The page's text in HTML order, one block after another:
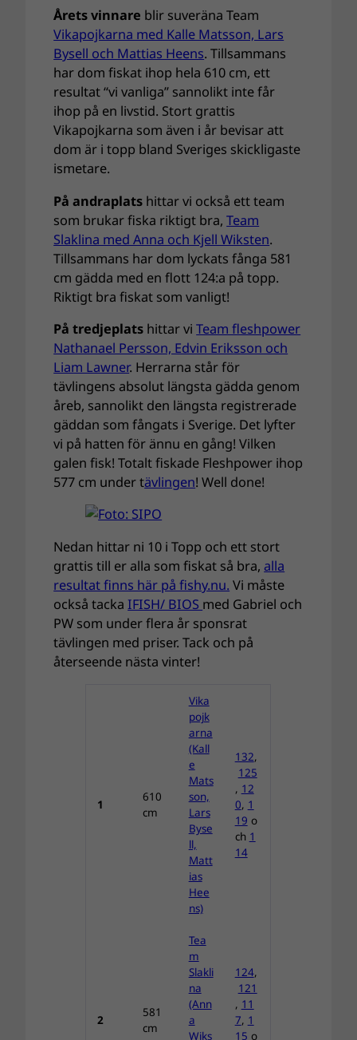
Årets vinnare blir suveräna Team
Vikapojkarna med Kalle Matsson, Lars
Bysell och Mattias Heens. Tillsammans
har dom fiskat ihop hela 610 cm, ett
resultat “vi vanliga” sannolikt inte får
ihop på en livstid. Stort grattis
Vikapojkarna som även i år bevisar att
dom är i topp bland Sveriges skickligaste
ismetare.
På andraplats hittar vi också ett team
som brukar fiska riktigt bra,Team
Slaklina med Anna och Kjell Wiksten.
Tillsammans har dom lyckats fånga 581
cm gädda med en flott 124:a på topp.
Riktigt bra fiskat som vanligt!
På tredjeplats hittar viTeam fleshpower
Nathanael Persson, Edvin Eriksson och
Liam Lawner. Herrarna står för
tävlingens absolut längsta gädda genom
åreb, sannolikt den längsta registrerade
gäddan som fångats i Sverige. Det lyfter
vi på hatten för ännu en gång! Vilken
galen fisk! Totalt fiskade Fleshpower ihop
577 cm under tävlingen! Well done!
Nedan hittar ni 10 i Topp och ett stort
grattis till er alla som fiskat så bra, alla
resultat finns här på fishy.nu. Vi måste
också tackaIFISH/ BIOS med Gabriel och
PW som under flera år sponsrat
tävlingen med priser. Tack och på
återseende nästa vinter!
1
610
cm
Vika
pojk
arna
(Kall
e
Mats
son,
Lars
Byse
ll,
Matt
ias
Hee
ns)
132,
125
, 12
0, 1
19 o
ch 1
14
2
581
cm
Tea
m
Slakli
na
(Ann
a
Wiks
124,
121
, 11
7, 1
15 o